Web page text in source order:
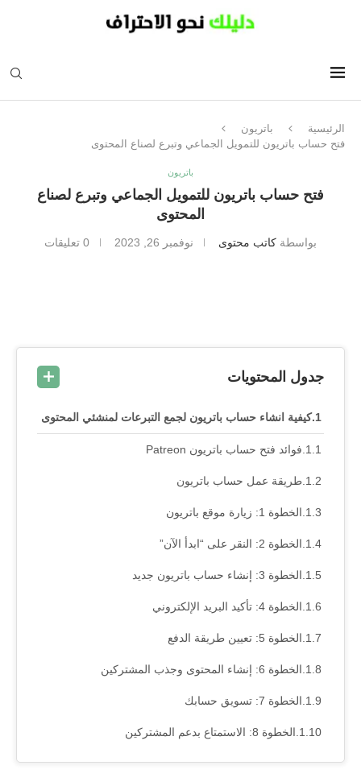
الرئيسية
باتريون
فتح حساب باتريون للتمويل الجماعي وتبرع لصناع المحتوى
باتريون
فتح حساب باتريون للتمويل الجماعي وتبرع لصناع
المحتوى
بواسطة كاتب محتوى نوفمبر 26, 2023 0 تعليقات
جدول المحتويات
كيفية انشاء حساب باتريون لجمع التبرعات لمنشئي المحتوى
فوائد فتح حساب باتريون Patreon
طريقة عمل حساب باتريون
الخطوة 1: زيارة موقع باتريون
الخطوة 2: النقر على “ابدأ الآن”
الخطوة 3: إنشاء حساب باتريون جديد
الخطوة 4: تأكيد البريد الإلكتروني
الخطوة 5: تعيين طريقة الدفع
الخطوة 6: إنشاء المحتوى وجذب المشتركين
الخطوة 7: تسويق حسابك
الخطوة 8: الاستمتاع بدعم المشتركين